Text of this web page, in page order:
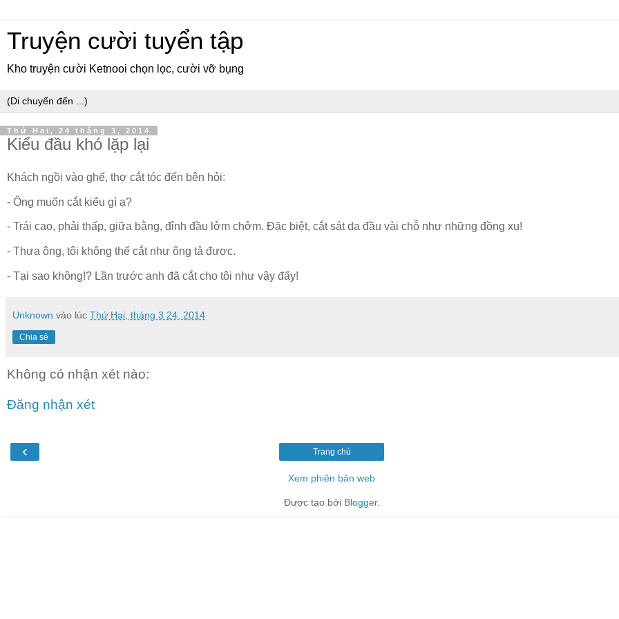
Truyện cười tuyển tập
Kho truyện cười Ketnooi chọn lọc, cười vỡ bụng
Thứ Hai, 24 tháng 3, 2014
Kiểu đầu khó lặp lại
Khách ngồi vào ghế, thợ cắt tóc đến bên hỏi:
- Ông muốn cắt kiểu gì ạ?
- Trái cao, phải thấp, giữa bằng, đỉnh đầu lởm chởm. Đặc biệt, cắt sát da đầu vài chỗ như những đồng xu!
- Thưa ông, tôi không thể cắt như ông tả được.
- Tại sao không!? Lần trước anh đã cắt cho tôi như vậy đấy!
Unknown vào lúc Thứ Hai, tháng 3 24, 2014
Chia sẻ
Không có nhận xét nào:
Đăng nhận xét
‹ Trang chủ
Xem phiên bản web
Được tạo bởi Blogger.